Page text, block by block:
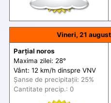
Vineri, 21 august
Parțial noros
Maxima zilei: 28°
Vânt: 12 km/h dinspre VNV
Șanse de precipitații: 25%
Cantitate precip.: 0